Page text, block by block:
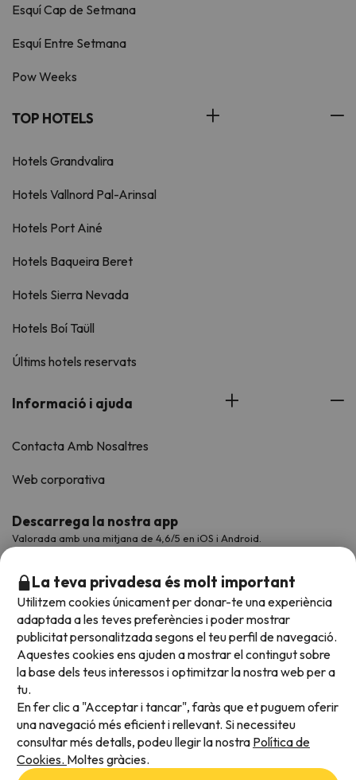
Esquí Cap de Setmana
Esquí Entre Setmana
Pow Weeks
TOP HOTELS
Hotels Grandvalira
Hotels Vallnord Pal-Arinsal
Hotels Port Ainé
Hotels Baqueira Beret
Hotels Sierra Nevada
Hotels Boí Taüll
Últims hotels reservats
Informació i ajuda
Contacta Amb Nosaltres
Web corporativa
Descarrega la nostra app
Valorada amb una mitjana de 4,6/5 en iOS i Android.
Acceptem
La teva privadesa és molt important
Utilitzem cookies únicament per donar-te una experiència
adaptada a les teves preferències i poder mostrar
publicitat personalitzada segons el teu perfil de navegació.
Aquestes cookies ens ajuden a mostrar el contingut sobre
la base dels teus interessos i optimitzar la nostra web per a
tu.
En fer clic a "Acceptar i tancar", faràs que et puguem oferir
una navegació més eficient i rellevant. Si necessiteu
consultar més detalls, podeu llegir la nostra Política de
Cookies. Moltes gràcies.